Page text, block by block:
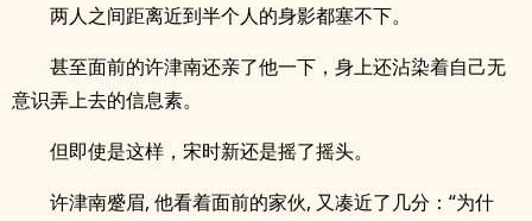
两人之间距离近到半个人的身影都塞不下。
甚至面前的许津南还亲了他一下，身上还沾染着自己无
意识弄上去的信息素。
但即使是这样，宋时新还是摇了摇头。
许津南蹙眉, 他看着面前的家伙, 又凑近了几分：“为什